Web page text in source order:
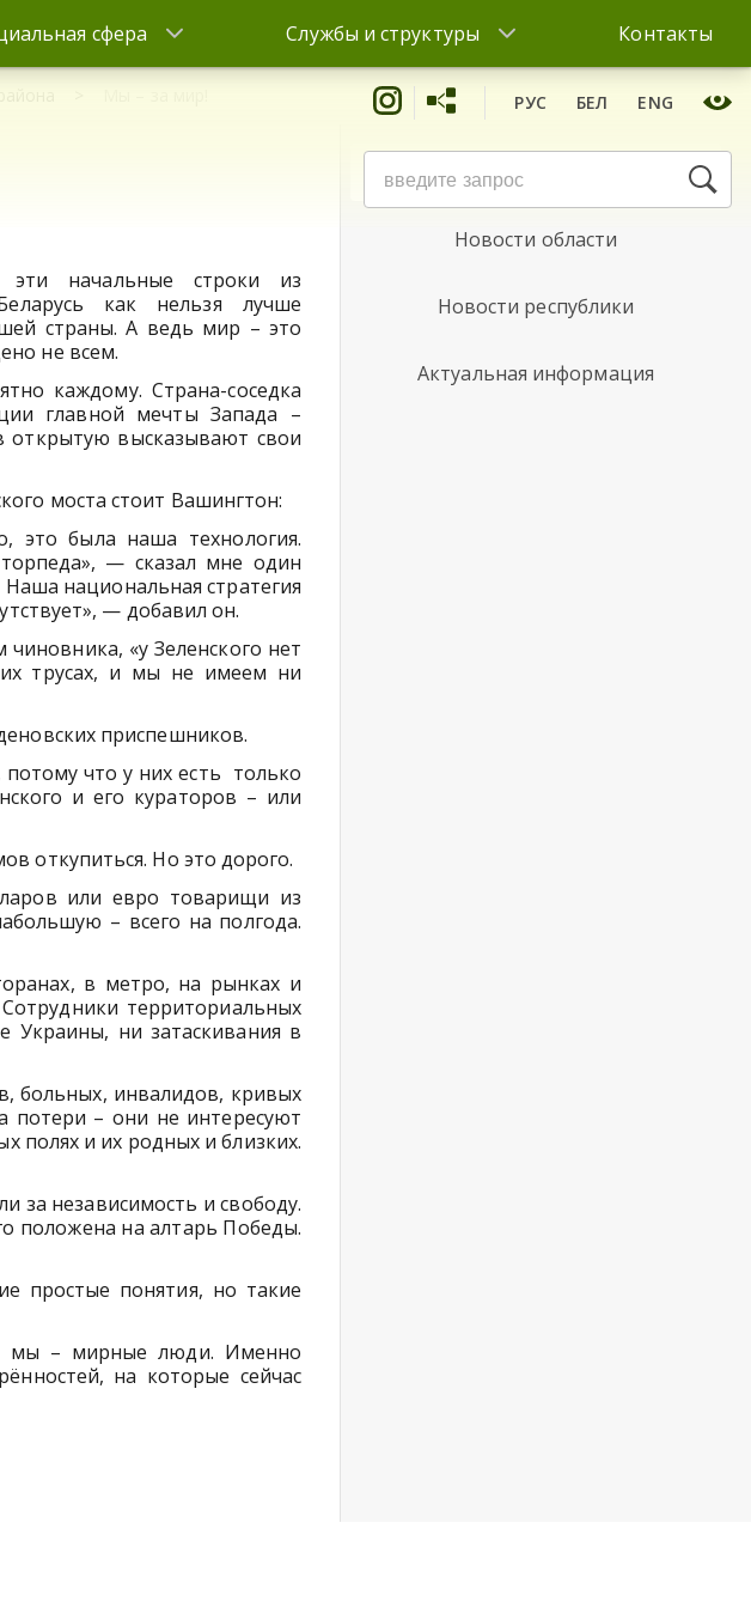
сфера Службы и структуры Контакты
РУС БЕЛ ENG
начальные строки из
как нельзя лучше
страны. А ведь мир – это
не всем.
каждому. Страна-соседка
главной мечты Запада –
открытую высказывают свои
моста стоит Вашингтон:
это была наша технология.
— сказал мне один
национальная стратегия
— добавил он.
«у Зеленского нет
трусах, и мы не имеем ни
приспешников.
что у них есть только
и его кураторов – или
откупиться. Но это дорого.
или евро товарищи из
– всего на полгода.
в метро, на рынках и
территориальных
Украины, ни затаскивания в
больных, инвалидов, кривых
потери – они не интересуют
полях и их родных и близких.
за независимость и свободу.
положена на алтарь Победы.
простые понятия, но такие
мы – мирные люди. Именно
на которые сейчас
Новости района
Новости области
Новости республики
Актуальная информация